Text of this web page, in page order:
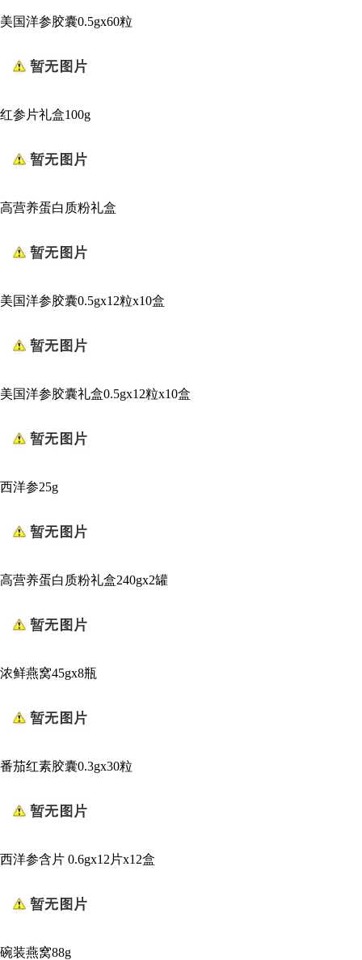
美国洋参胶囊0.5gx60粒
红参片礼盒100g
高营养蛋白质粉礼盒
美国洋参胶囊0.5gx12粒x10盒
美国洋参胶囊礼盒0.5gx12粒x10盒
西洋参25g
高营养蛋白质粉礼盒240gx2罐
浓鲜燕窝45gx8瓶
番茄红素胶囊0.3gx30粒
西洋参含片 0.6gx12片x12盒
碗装燕窝88g